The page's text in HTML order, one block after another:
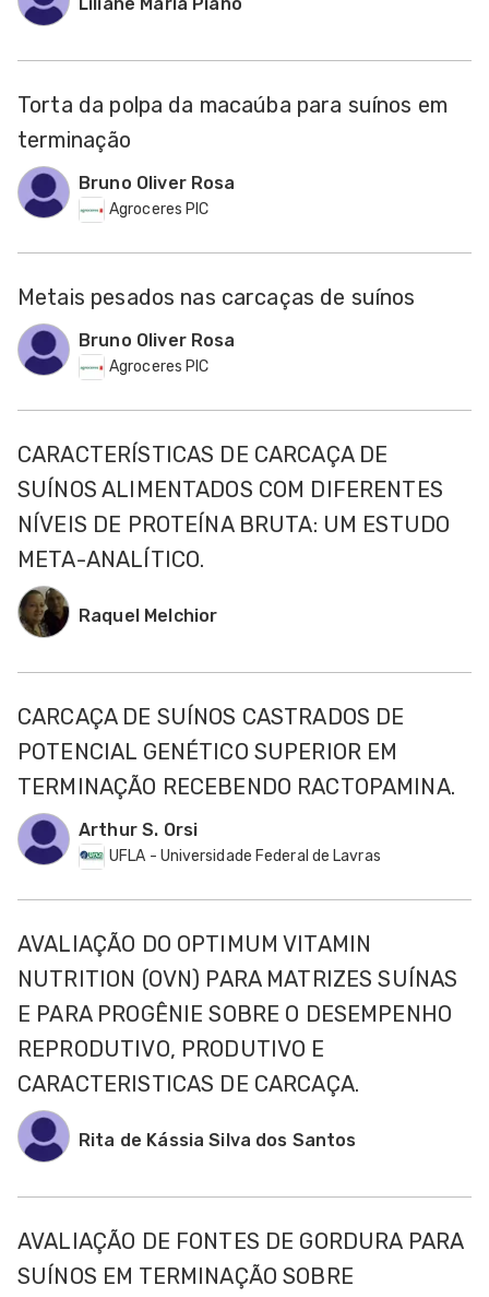
Torta da polpa da macaúba para suínos em
terminação
Bruno Oliver Rosa
Agroceres PIC
Metais pesados nas carcaças de suínos
Bruno Oliver Rosa
Agroceres PIC
CARACTERÍSTICAS DE CARCAÇA DE
SUÍNOS ALIMENTADOS COM DIFERENTES
NÍVEIS DE PROTEÍNA BRUTA: UM ESTUDO
META-ANALÍTICO.
Raquel Melchior
CARCAÇA DE SUÍNOS CASTRADOS DE
POTENCIAL GENÉTICO SUPERIOR EM
TERMINAÇÃO RECEBENDO RACTOPAMINA.
Arthur S. Orsi
UFLA - Universidade Federal de Lavras
AVALIAÇÃO DO OPTIMUM VITAMIN
NUTRITION (OVN) PARA MATRIZES SUÍNAS
E PARA PROGÊNIE SOBRE O DESEMPENHO
REPRODUTIVO, PRODUTIVO E
CARACTERISTICAS DE CARCAÇA.
Rita de Kássia Silva dos Santos
AVALIAÇÃO DE FONTES DE GORDURA PARA
SUÍNOS EM TERMINAÇÃO SOBRE